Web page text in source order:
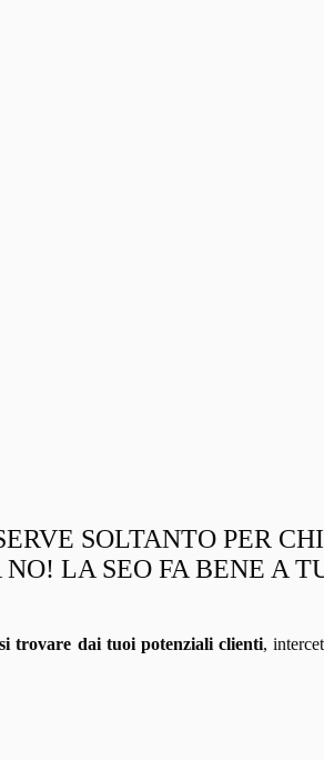
SOLTANTO PER
LA SEO FA BENE A
trovare dai tuoi potenziali clienti,